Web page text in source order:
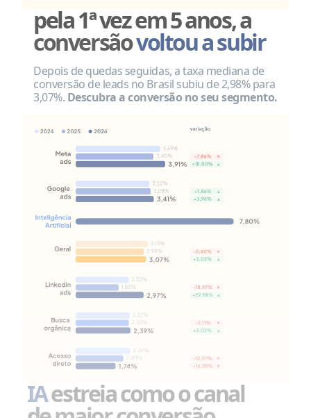
pela 1ª vez em 5 anos, a
conversãovoltou a subir
Depois de quedas seguidas, a taxa mediana de
conversão de leads no Brasil subiu de 2,98% para
3,07%. Descubra a conversão no seu segmento.
IAestreia como o canal